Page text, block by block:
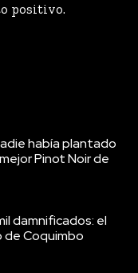
positivo.
había plantado
Pinot Noir de
damnificados: el
de Coquimbo